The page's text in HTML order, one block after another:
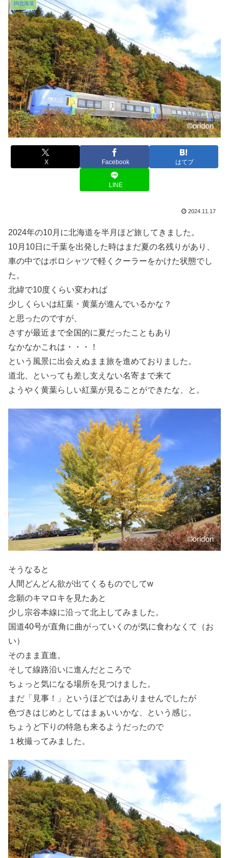
JR北海道
X Facebook はてブ
LINE
2024.11.17
2024年の10月に北海道を半月ほど旅してきました。
10月10日に千葉を出発した時はまだ夏の名残りがあり、
車の中ではポロシャツで軽くクーラーをかけた状態でし
た。
北緯で10度くらい変われば
少しくらいは紅葉・黄葉が進んでいるかな？
と思ったのですが、
さすが最近まで全国的に夏だったこともあり
なかなかこれは・・・！
という風景に出会えぬまま旅を進めておりました。
道北、といっても差し支えない名寄まで来て
ようやく黄葉らしい紅葉が見ることができたな、と。
そうなると
人間どんどん欲が出てくるものでしてw
念願のキマロキを見たあと
少し宗谷本線に沿って北上してみました。
国道40号が直角に曲がっていくのが気に食わなくて（お
い）
そのまま直進。
そして線路沿いに進んだところで
ちょっと気になる場所を見つけました。
まだ「見事！」というほどではありませんでしたが
色づきはじめとしてはまぁいいかな、という感じ。
ちょうど下りの特急も来るようだったので
１枚撮ってみました。